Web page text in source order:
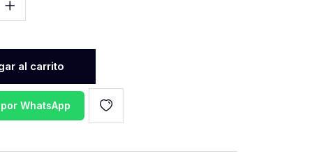
al carrito
WhatsApp